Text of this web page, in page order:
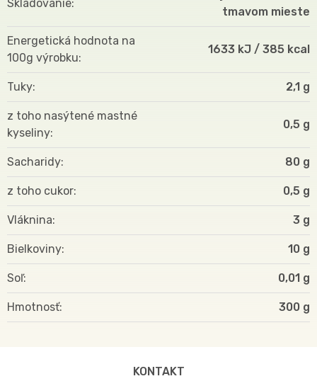
Skladovanie
tmavom mieste
Energetická hodnota na
100g výrobku
1633 kJ / 385 kcal
Tuky 2,1 g
z toho nasýtené mastné
kyseliny
0,5 g
Sacharidy 80 g
z toho cukor 0,5 g
Vláknina 3 g
Bielkoviny 10 g
Soľ 0,01 g
Hmotnosť 300
KONTAKT